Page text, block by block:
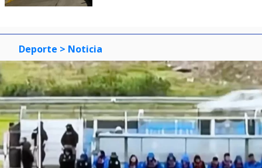
Deporte > Noticia